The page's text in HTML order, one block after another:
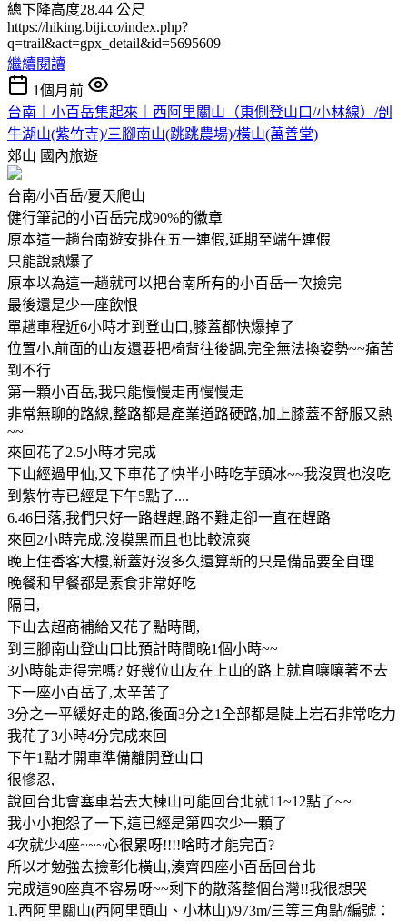
總下降高度28.44 公尺
https://hiking.biji.co/index.php?
q=trail&act=gpx_detail&id=5695609
繼續閱讀
1個月前
台南｜小百岳集起來｜西阿里關山（東側登山口/小林線）/刣
牛湖山(紫竹寺)/三腳南山(跳跳農場)/橫山(萬善堂)
郊山 國內旅遊
台南/小百岳/夏天爬山
健行筆記的小百岳完成90%的徽章
原本這一趟台南遊安排在五一連假,延期至端午連假
只能說熱爆了
原本以為這一趟就可以把台南所有的小百岳一次撿完
最後還是少一座飲恨
單趟車程近6小時才到登山口,膝蓋都快爆掉了
位置小,前面的山友還要把椅背往後調,完全無法換姿勢~~痛苦
到不行
第一顆小百岳,我只能慢慢走再慢慢走
非常無聊的路線,整路都是產業道路硬路,加上膝蓋不舒服又熱
~~
來回花了2.5小時才完成
下山經過甲仙,又下車花了快半小時吃芋頭冰~~我沒買也沒吃
到紫竹寺已經是下午5點了....
6.46日落,我們只好一路趕趕,路不難走卻一直在趕路
來回2小時完成,沒摸黑而且也比較涼爽
晚上住香客大樓,新蓋好沒多久還算新的只是備品要全自理
晚餐和早餐都是素食非常好吃
隔日,
下山去超商補給又花了點時間,
到三腳南山登山口比預計時間晚1個小時~~
3小時能走得完嗎? 好幾位山友在上山的路上就直嚷嚷著不去
下一座小百岳了,太辛苦了
3分之一平緩好走的路,後面3分之1全部都是陡上岩石非常吃力
我花了3小時4分完成來回
下午1點才開車準備離開登山口
很慘忍,
說回台北會塞車若去大棟山可能回台北就11~12點了~~
我小小抱怨了一下,這已經是第四次少一顆了
4次就少4座~~~心很累呀!!!!啥時才能完百?
所以才勉強去撿彰化橫山,湊齊四座小百岳回台北
完成這90座真不容易呀~~剩下的散落整個台灣!!我很想哭
1.西阿里關山(西阿里頭山、小林山)/973m/三等三角點/編號：